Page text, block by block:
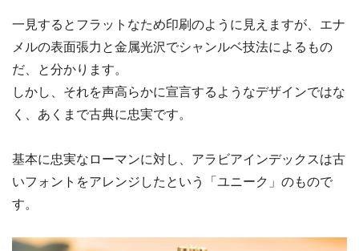
一見するとフラットなため印刷のように見えますが、エナ
メルの表面張力と金属光沢でシャンルベ技法によるもの
だ、と分かります。
しかし、それを声高らかに宣言するようなデザインではな
く、あくまで古典に忠実です。
基本に忠実なローマンに対し、アラビアインデックスは古
いフォントをアレンジしたという「ユニーク」のもので
す。